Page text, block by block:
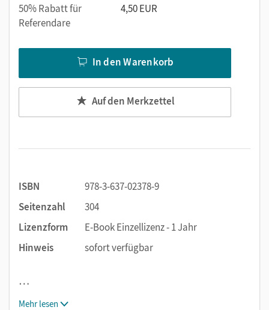
50% Rabatt für
Referendare
4,50 EUR
In den Warenkorb
Auf den Merkzettel
ISBN
978-3-637-02378-9
Seitenzahl
304
Lizenzform
E-Book Einzellizenz - 1 Jahr
Hinweis
sofort verfügbar
…
Mehr lesen